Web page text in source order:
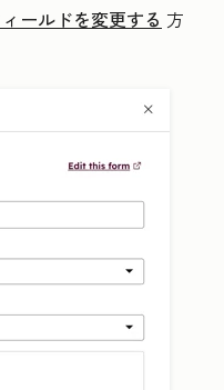
ールドを変更する 方